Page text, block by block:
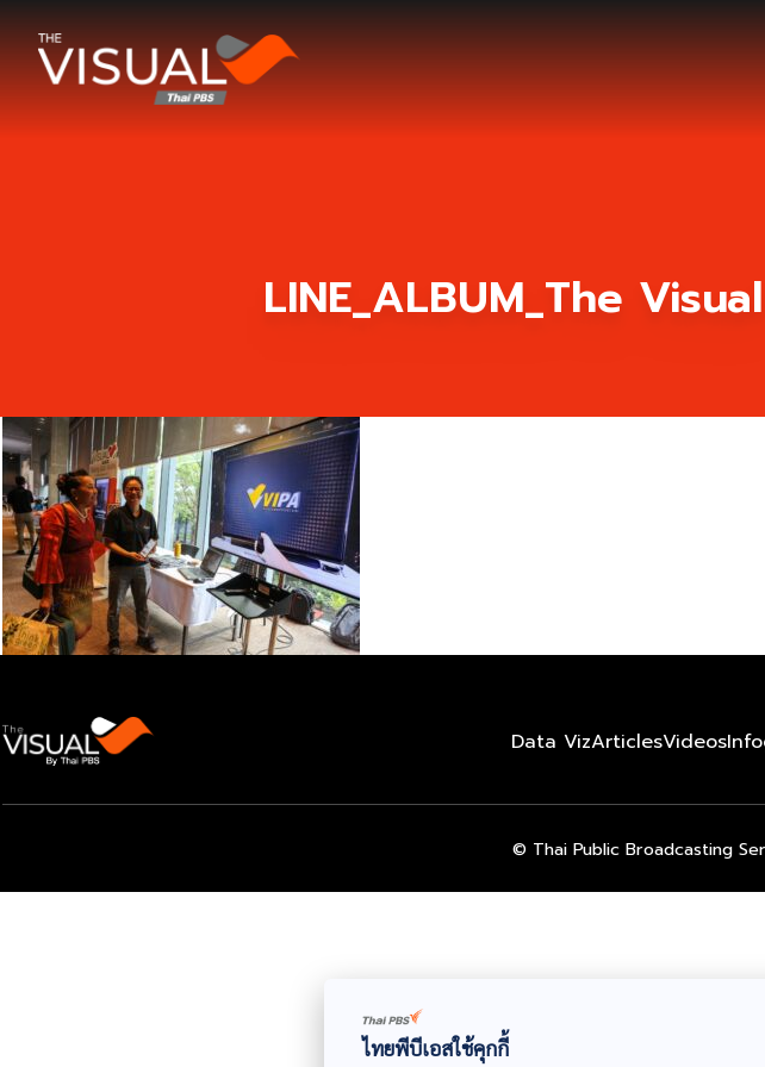
ข้ามไปยังเนื้อหา
LINE_ALBUM_The
Data VizArticlesVideos
© Thai Public Broadcasting
ไทยพีบีเอสใช้คุกกี้